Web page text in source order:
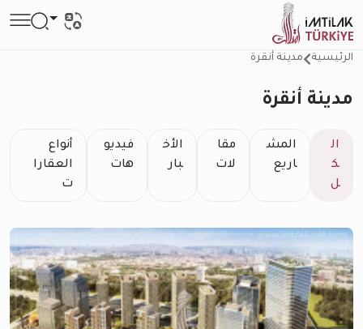
الرئيسية مدينة أنقرة
مدينة أنقرة
ال
ك
ل
المش
اريع
مقا
لات
الأخ
بار
فيديو
هات
أنواع
العقارا
ت